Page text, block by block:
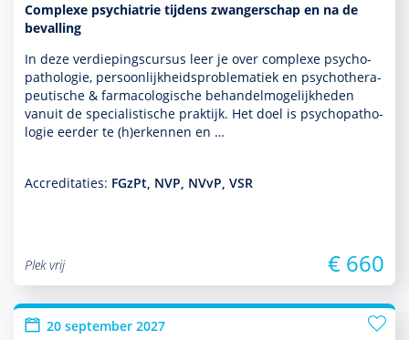
Complexe psychiatrie tijdens zwangerschap en na de
bevalling
In deze verdiepingscursus leer je over complexe psycho­
patho­logie, per­soon­lijkheidsproble­ma­tiek en psycho­thera­
peutische & farmacologische behan­delmoge­lijk­heden
vanuit de specialis­tische prak­tijk. Het doel is psycho­patho­
logie eerder te (h)erkennen en …
Accreditaties: FGzPt, NVP, NVvP, VSR
Plek vrij € 660
20 september 2027